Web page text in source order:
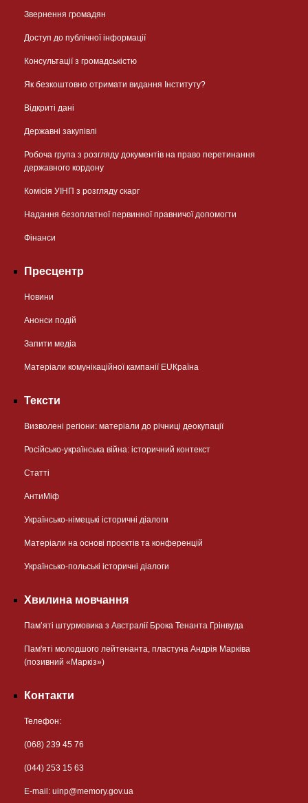
Звернення громадян
Доступ до публічної інформації
Консультації з громадськістю
Як безкоштовно отримати видання Інституту?
Відкриті дані
Державні закупівлі
Робоча група з розгляду документів на право перетинання
державного кордону
Комісія УІНП з розгляду скарг
Надання безоплатної первинної правничої допомогти
Фінанси
Пресцентр
Новини
Анонси подій
Запити медіа
Матеріали комунікаційної кампанії EUКраїна
Тексти
Визволені регіони: матеріали до річниці деокупації
Російсько-українська війна: історичний контекст
Статті
АнтиМіф
Українсько-німецькі історичні діалоги
Матеріали на основі проєктів та конференцій
Українсько-польські історичні діалоги
Хвилина мовчання
Пам’яті штурмовика з Австралії Брока Тенанта Грінвуда
Пам'яті молодшого лейтенанта, пластуна Андрія Марківа
(позивний «Маркіз»)
Контакти
Телефон:
(068) 239 45 76
(044) 253 15 63
Е-mail: uinp@memory.gov.ua